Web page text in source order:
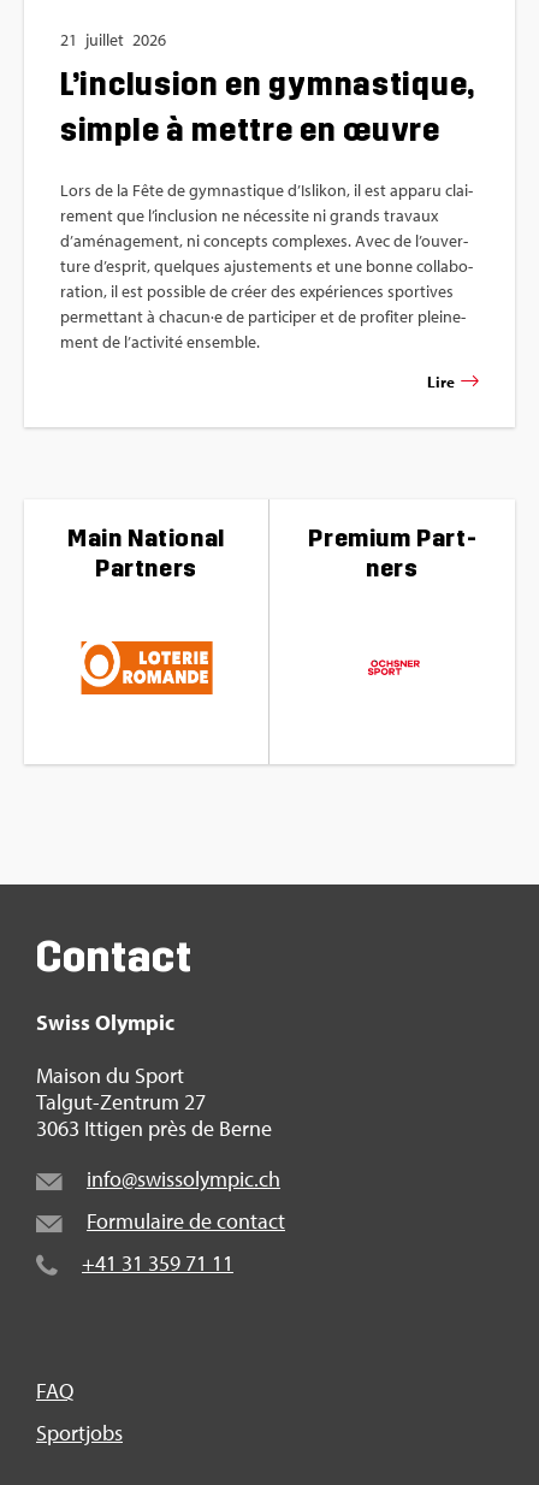
21 juillet 2026
L’in­clu­sion en gym­nas­tique,
simple à mettre en œuvre
Lors de la Fête de gym­nas­tique d’Is­li­kon, il est apparu clai­
re­ment que l’in­clu­sion ne néces­site ni grands tra­vaux
d’amé­na­ge­ment, ni concepts com­plexes. Avec de l’ou­ver­
ture d’es­prit, quelques ajus­te­ments et une bonne col­la­bo­
ra­tion, il est pos­sible de créer des expé­riences spor­tives
per­met­tant à cha­cun·e de par­ti­ci­per et de pro­fi­ter plei­ne­
ment de l’ac­ti­vité ensemble.
Lire
Main Natio­nal
Part­ners
Pre­mium Part­
ners
Contact
Swiss Olym­pic
Mai­son du Sport
Tal­gut-Zen­trum 27
3063 Itti­gen près de Berne
info@​swi​ssol​ympi​c.​ch
For­mu­laire de contact
+41 31 359 71 11
FAQ
Sport­jobs